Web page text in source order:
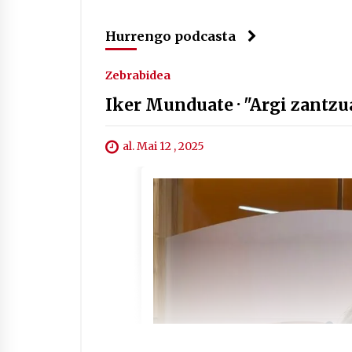
Hurrengo podcasta
Zebrabidea
Iker Munduate · "Argi
al. Mai 12 , 2025